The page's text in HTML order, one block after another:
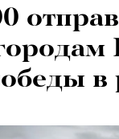
в